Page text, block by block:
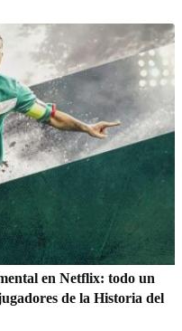
en Netflix: todo un
de la Historia del